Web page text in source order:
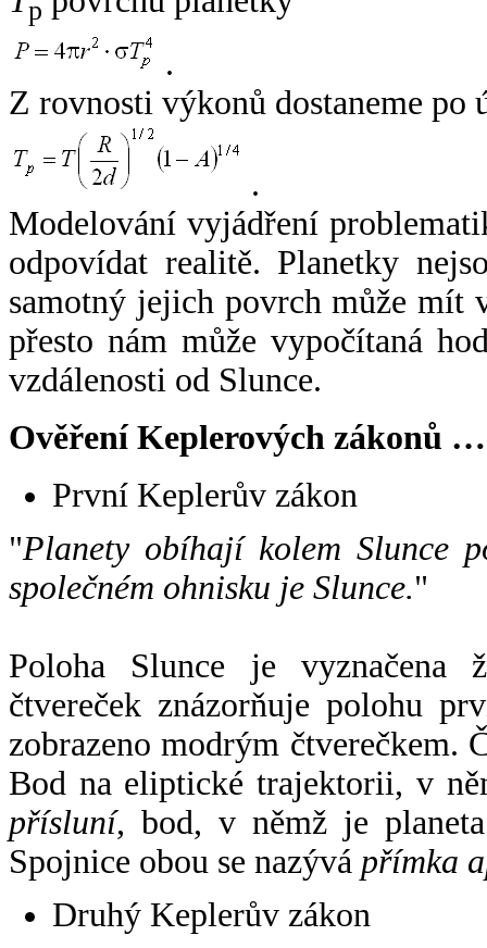
p
.
Z rovnosti výkonů dostaneme po
.
Modelování vyjádření
odpovídat realitě. Planetky
samotný jejich povrch může mít
přesto nám může vypočítaná
vzdálenosti od Slunce.
Ověření Keplerových zákonů …
První Keplerův zákon
"Planety obíhají kolem Slunce
společném ohnisku je Slunce."
Poloha Slunce je vyznačena
čtvereček znázorňuje polohu
zobrazeno modrým čtverečkem.
Bod na eliptické trajektorii, v
přísluní, bod, v němž je
Spojnice obou se nazývá přímka
Druhý Keplerův zákon